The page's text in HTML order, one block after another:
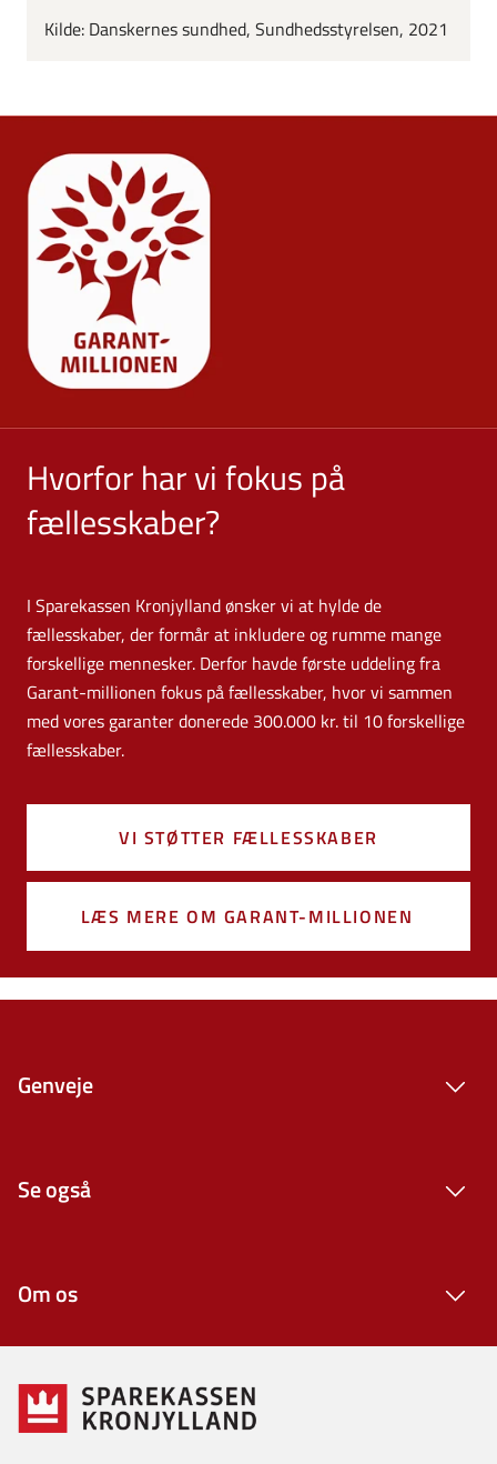
Kilde: Danskernes sundhed, Sundhedsstyrelsen, 2021
Hvorfor har vi fokus på
fællesskaber?
I Sparekassen Kronjylland ønsker vi at hylde de
fællesskaber, der formår at inkludere og rumme mange
forskellige mennesker. Derfor havde første uddeling fra
Garant-millionen fokus på fællesskaber, hvor vi sammen
med vores garanter donerede 300.000 kr. til 10 forskellige
fællesskaber.
VI STØTTER FÆLLESSKABER
LÆS MERE OM GARANT-MILLIONEN
Genveje
Se også
Om os